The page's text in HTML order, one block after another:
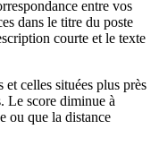
entre vos
dans le titre du poste
courte et le texte
celles situées plus près
Le score diminue à
ou que la distance